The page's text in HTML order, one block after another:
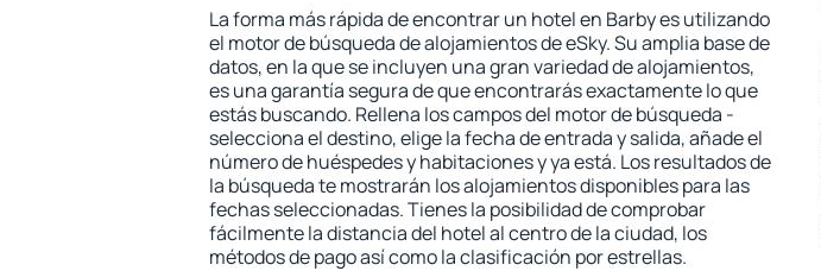
La forma más rápida de encontrar un hotel en Barby es utilizando
el motor de búsqueda de alojamientos de eSky. Su amplia base de
datos, en la que se incluyen una gran variedad de alojamientos,
es una garantía segura de que encontrarás exactamente lo que
estás buscando. Rellena los campos del motor de búsqueda -
selecciona el destino, elige la fecha de entrada y salida, añade el
número de huéspedes y habitaciones y ya está. Los resultados de
la búsqueda te mostrarán los alojamientos disponibles para las
fechas seleccionadas. Tienes la posibilidad de comprobar
fácilmente la distancia del hotel al centro de la ciudad, los
métodos de pago así como la clasificación por estrellas.